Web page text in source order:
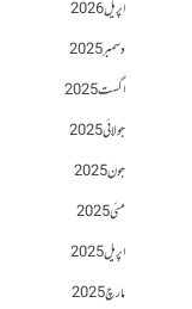
اپریل 2026
دسمبر 2025
اگست 2025
جولائی 2025
جون 2025
مئی 2025
اپریل 2025
مارچ 2025